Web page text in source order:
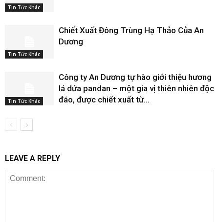
Tin Tức Khác
Tin Tức Khác
Chiết Xuất Đông Trùng Hạ Thảo Của An
Dương
Tin Tức Khác
Công ty An Dương tự hào giới thiệu hương
lá dứa pandan – một gia vị thiên nhiên độc
đáo, được chiết xuất từ...
LEAVE A REPLY